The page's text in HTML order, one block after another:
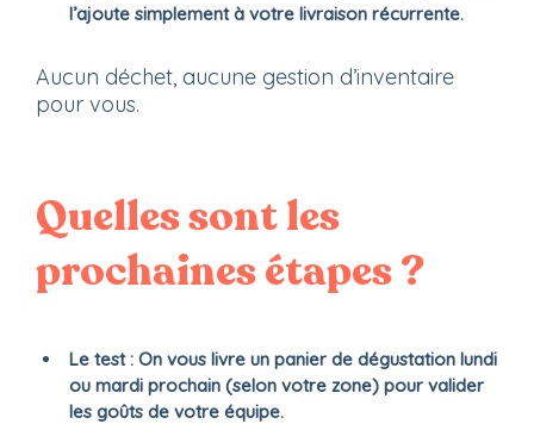
l’ajoute simplement à votre livraison récurrente.
Aucun déchet, aucune gestion d’inventaire
pour vous.
Quelles sont les
prochaines étapes ?
Le test : On vous livre un panier de dégustation lundi
ou mardi prochain (selon votre zone) pour valider
les goûts de votre équipe.